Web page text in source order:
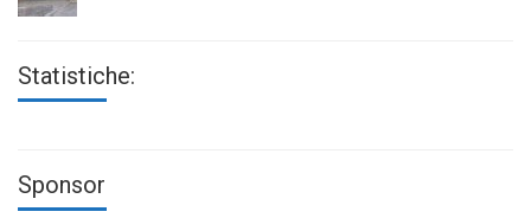
Statistiche:
Sponsor